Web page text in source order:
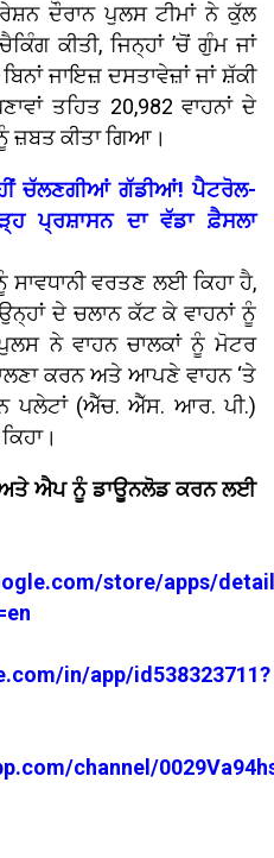
ਦੌਰਾਨ ਪੁਲਸ ਟੀਮਾਂ ਨੇ ਕੁੱਲ
ਕੀਤੀ, ਜਿਨ੍ਹਾਂ ’ਚੋਂ ਗੁੰਮ ਜਾਂ
ਜਾਇਜ਼ ਦਸਤਾਵੇਜ਼ਾਂ ਜਾਂ ਸ਼ੱਕੀ
ਤਹਿਤ 20,982 ਵਾਹਨਾਂ ਦੇ
ਜ਼ਬਤ ਕੀਤਾ ਗਿਆ।
ਚੱਲਣਗੀਆਂ ਗੱਡੀਆਂ! ਪੈਟਰੋਲ-
ਪ੍ਰਸ਼ਾਸਨ ਦਾ ਵੱਡਾ ਫ਼ੈਸਲਾ
ਸਾਵਧਾਨੀ ਵਰਤਣ ਲਈ ਕਿਹਾ ਹੈ,
ਦੇ ਚਲਾਨ ਕੱਟ ਕੇ ਵਾਹਨਾਂ ਨੂੰ
ਨੇ ਵਾਹਨ ਚਾਲਕਾਂ ਨੂੰ ਮੋਟਰ
ਕਰਨ ਅਤੇ ਆਪਣੇ ਵਾਹਨ ‘ਤੇ
ਪਲੇਟਾਂ (ਐੱਚ. ਐੱਸ. ਆਰ. ਪੀ.)
ਐਪ ਨੂੰ ਡਾਊਨਲੋਡ ਕਰਨ ਲਈ
store/apps/
in/app/id538323711?
channel/